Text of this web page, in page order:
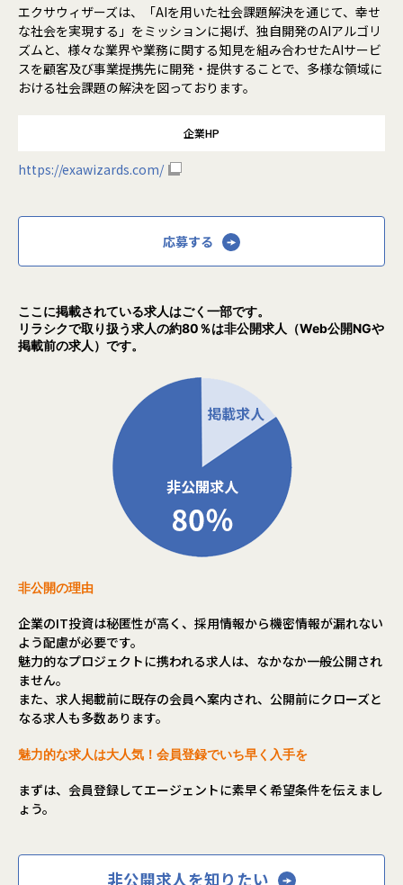
エクサウィザーズは、「AIを用いた社会課題解決を通じて、幸せ
な社会を実現する」をミッションに掲げ、独自開発のAIアルゴリ
ズムと、様々な業界や業務に関する知見を組み合わせたAIサービ
スを顧客及び事業提携先に開発・提供することで、多様な領域に
おける社会課題の解決を図っております。
企業HP
https://exawizards.com/
応募する
ここに掲載されている求人はごく一部です。
リラシクで取り扱う求人の約80％は非公開求人（Web公開NGや
掲載前の求人）です。
非公開の理由
企業のIT投資は秘匿性が高く、採用情報から機密情報が漏れない
よう配慮が必要です。
魅力的なプロジェクトに携われる求人は、なかなか一般公開され
ません。
また、求人掲載前に既存の会員へ案内され、公開前にクローズと
なる求人も多数あります。
魅力的な求人は大人気！会員登録でいち早く入手を
まずは、会員登録してエージェントに素早く希望条件を伝えまし
ょう。
非公開求人を知りたい